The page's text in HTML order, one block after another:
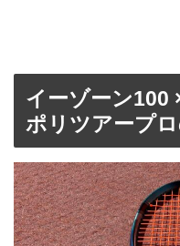
イーゾーン100
ポリツアープ